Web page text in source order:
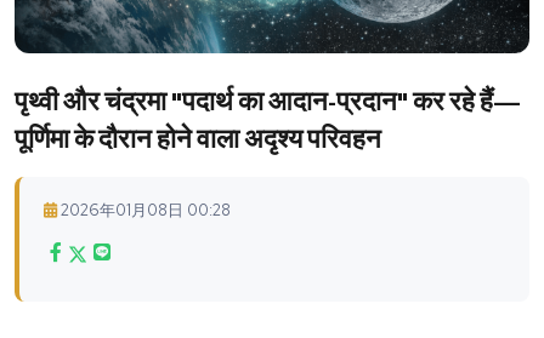
पृथ्वी और चंद्रमा "पदार्थ का आदान-प्रदान" कर रहे हैं—
पूर्णिमा के दौरान होने वाला अदृश्य परिवहन
2026年01月08日 00:28